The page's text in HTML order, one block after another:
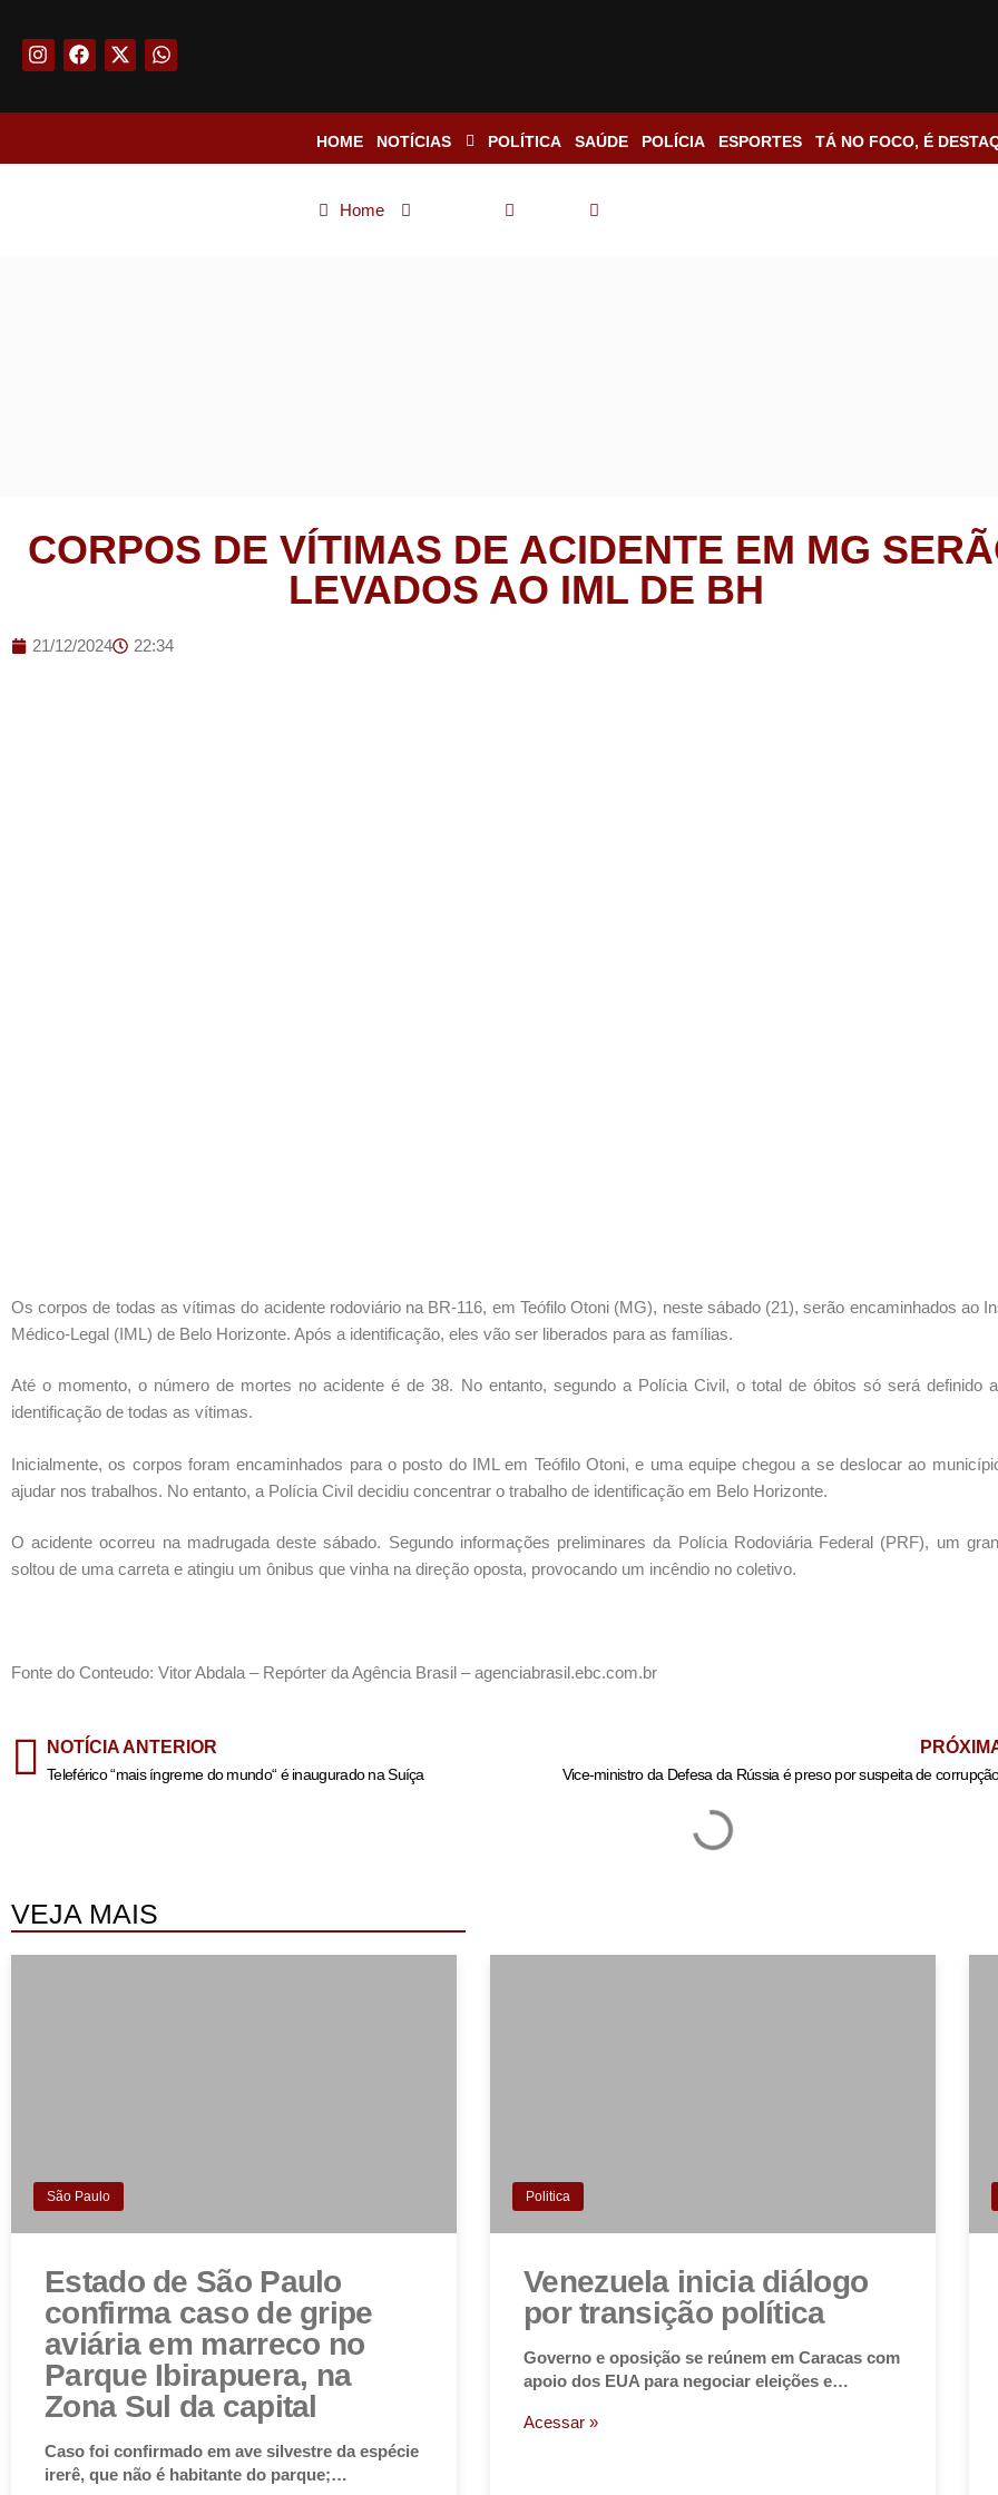
HOME NOTÍCIAS POLÍTICA SAÚDE POLÍCIA ESPORTES TÁ NO FOCO, É
Home
CORPOS DE VÍTIMAS DE ACIDENTE EM MG
LEVADOS AO IML DE BH
21/12/2024 22:34
Os corpos de todas as vítimas do acidente rodoviário na BR-116, em Teófilo Otoni (MG), neste sábado (21), serão encaminhados ao
Médico-Legal (IML) de Belo Horizonte. Após a identificação, eles vão ser liberados para as famílias.
Até o momento, o número de mortes no acidente é de 38. No entanto, segundo a Polícia Civil, o total de óbitos só será definido
identificação de todas as vítimas.
Inicialmente, os corpos foram encaminhados para o posto do IML em Teófilo Otoni, e uma equipe chegou a se deslocar ao
ajudar nos trabalhos. No entanto, a Polícia Civil decidiu concentrar o trabalho de identificação em Belo Horizonte.
O acidente ocorreu na madrugada deste sábado. Segundo informações preliminares da Polícia Rodoviária Federal (PRF), um
soltou de uma carreta e atingiu um ônibus que vinha na direção oposta, provocando um incêndio no coletivo.
Fonte do Conteudo: Vitor Abdala – Repórter da Agência Brasil – agenciabrasil.ebc.com.br
NOTÍCIA ANTERIOR
Teleférico “mais íngreme do mundo“ é inaugurado na Suíça Vice-ministro da Defesa da Rússia é preso por suspeita de
VEJA MAIS
São Paulo
Estado de São Paulo
confirma caso de gripe
aviária em marreco no
Parque Ibirapuera, na
Zona Sul da capital
Caso foi confirmado em ave silvestre da espécie
irerê, que não é habitante do parque;…
Politica
Venezuela inicia diálogo
por transição política
Governo e oposição se reúnem em Caracas com
apoio dos EUA para negociar eleições e…
Acessar »